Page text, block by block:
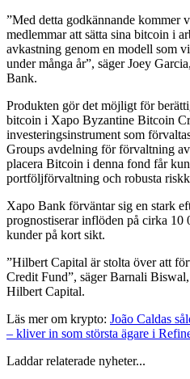
”Med detta godkännande kommer
medlemmar att sätta sina bitcoin i
avkastning genom en modell som
under många år”, säger Joey
Bank.
Produkten gör det möjligt för
bitcoin i Xapo Byzantine Bitcoin
investeringsinstrument som
Groups avdelning för förvaltning
placera Bitcoin i denna fond får
portföljförvaltning och robusta
Xapo Bank förväntar sig en stark
prognostiserar inflöden på cirka
kunder på kort sikt.
”Hilbert Capital är stolta över att
Credit Fund”, säger Barnali
Hilbert Capital.
Läs mer om krypto: João Caldas
– kliver in som största ägare i
Laddar relaterade nyheter...